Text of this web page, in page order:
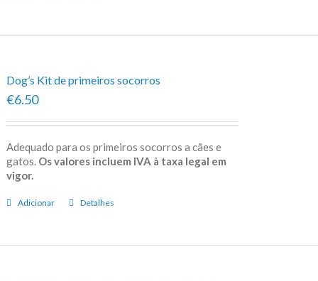
Dog’s Kit de primeiros socorros
€6.50
Adequado para os primeiros socorros a cães e
gatos. Os valores incluem IVA à taxa legal em
vigor.
Adicionar Detalhes